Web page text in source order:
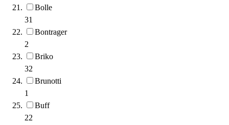
Bolle
31
Bontrager
2
Briko
32
Brunotti
1
Buff
22